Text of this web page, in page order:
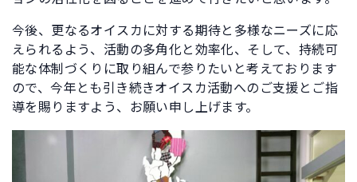
今後、更なるオイスカに対する期待と多様なニーズに応
えられるよう、活動の多角化と効率化、そして、持続可
能な体制づくりに取り組んで参りたいと考えております
ので、今年とも引き続きオイスカ活動へのご支援とご指
導を賜りますよう、お願い申し上げます。